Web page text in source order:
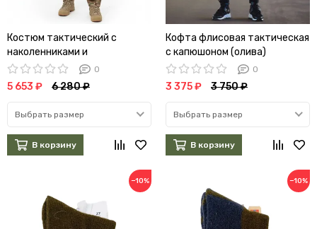
Костюм тактический с
наколенниками и
налокотниками (мультикам)
(А)
0
5 653 ₽ 6 280 ₽
Выбрать размер
В корзину
Кофта флисовая тактическая
с капюшоном (олива)
0
3 375 ₽ 3 750 ₽
Выбрать размер
В корзину
−10% −10%